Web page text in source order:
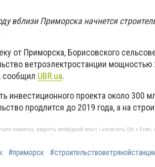
вблизи Приморска начнется
от Приморска, Борисовского
ветроэлектростанции
сообщил UBR.ua.
инвестиционного проекта около 300
продлится до 2019 года, а на
помилку, виділіть необхідний текст і натисніть Ctrl +
#приморск